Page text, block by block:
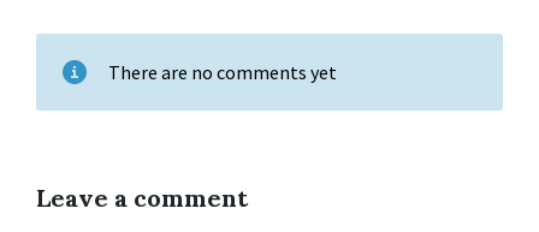
There are no comments yet
Leave a comment